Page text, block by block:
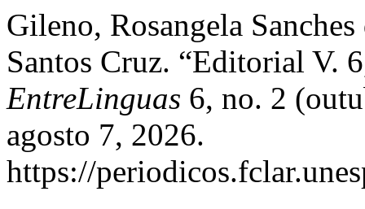
Gileno, Rosangela
Santos Cruz. “Editorial V.
EntreLinguas 6, no. 2
agosto 7, 2026.
https://